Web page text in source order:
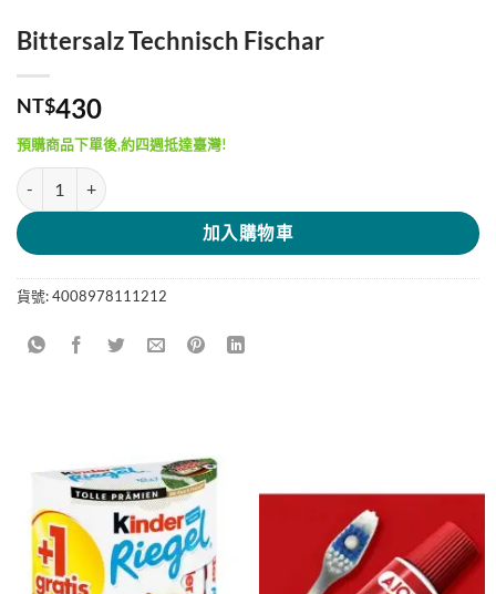
Bittersalz Technisch Fischar
NT$430
預購商品下單後,約四週抵達臺灣!
Bittersalz Technisch Fischar 數量
加入購物車
貨號:4008978111212